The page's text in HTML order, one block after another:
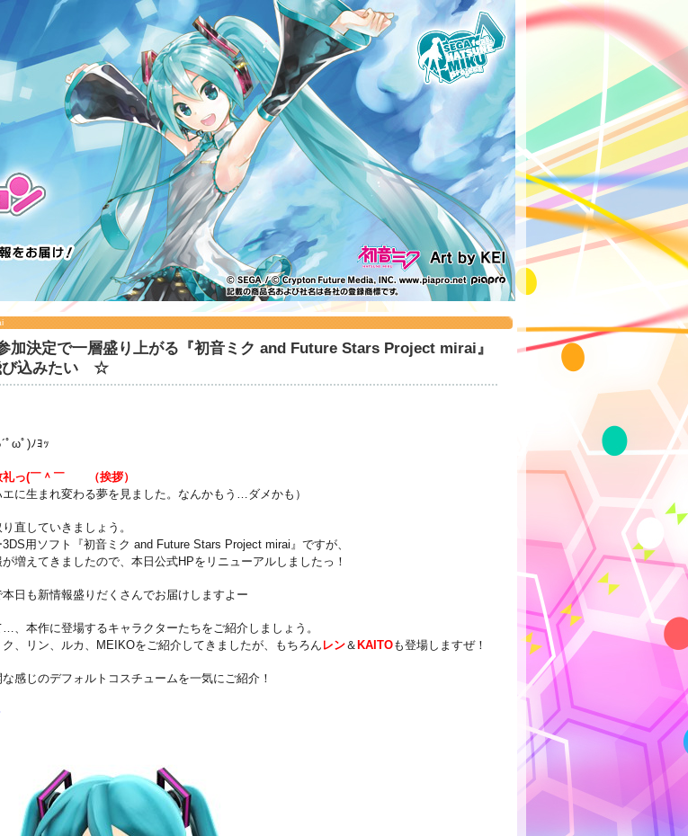
決定で一層盛り上がる『初音ミク and Future Stars Project mirai』
び込みたい ☆
ﾟωﾟ)ﾉﾖｯ
礼っ(￣＾￣ゞ （挨拶）
エに生まれ変わる夢を見ました。なんかもう…ダメかも）
直していきましょう。
用ソフト『初音ミク and Future Stars Project mirai』ですが、
増えてきましたので、本日公式HPをリニューアルしましたっ！
本日も新情報盛りだくさんでお届けしますよー
…、本作に登場するキャラクターたちをご紹介しましょう。
、リン、ルカ、MEIKOをご紹介してきましたが、もちろん レン＆ KAITOも登場しますぜ！
感じのデフォルトコスチュームを一気にご紹介！